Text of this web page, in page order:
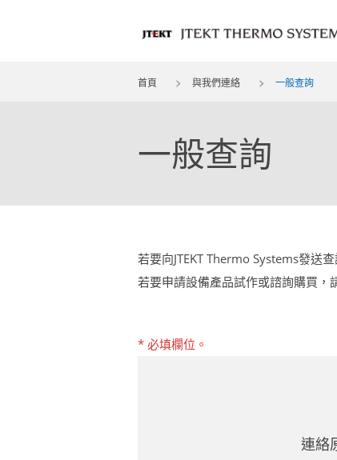
首頁 與我們連絡 一般查詢
一般查詢
若要向JTEKT Thermo Systems發送
若要申請設備產品試作或諮詢購買，
* 必填欄位。
連絡